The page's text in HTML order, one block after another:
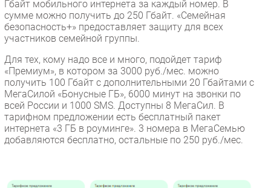
Гбайт мобильного интернета за каждый номер. В
сумме можно получить до 250 Гбайт. «Семейная
безопасность+» предоставляет защиту для всех
участников семейной группы.
Для тех, кому надо все и много, подойдет тариф
«Премиум», в котором за 3000 руб./мес. можно
получить 100 Гбайт с дополнительными 20 Гбайтами с
МегаСилой «Бонусные ГБ», 6000 минут на звонки по
всей России и 1000 SMS. Доступны 8 МегаСил. В
тарифном предложении есть бесплатный пакет
интернета «3 ГБ в роуминге». 3 номера в МегаСемью
добавляются бесплатно, остальные по 250 руб./мес.